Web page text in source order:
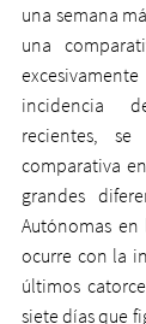
una semana
una
incidencia
recientes,
comparativa
grandes
Autónomas
ocurre con la
últimos
siete días que